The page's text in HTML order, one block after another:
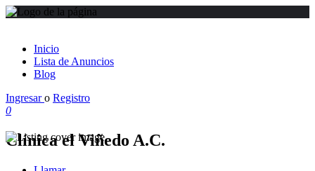
Inicio
Lista de Anuncios
Blog
Ingresaro Registro
0
Clínica el Viñedo A.C.